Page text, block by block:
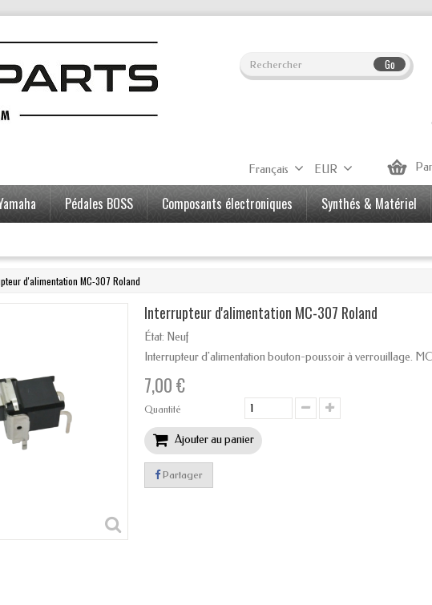
Go
EUR
Français
Pédales BOSS Composants électroniques
Synthés & Matériel
d'alimentation MC-307 Roland
Interrupteur d'alimentation MC-307 Roland
État: Neuf
Interrupteur d'alimentation bouton-poussoir à verrouillage.
7,00 €
Quantité
Ajouter au panier
Partager